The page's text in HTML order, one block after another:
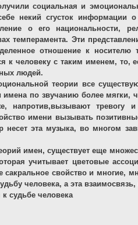
социальная и
некий сгусток
о его национальности,
темперамента. Эти
отношение к
к человеку с таким именем, то,
людей.
теории все
имена по звучанию более
напротив,вызывают
имени вызывать
несет эта музыка, во многом
имен, существует еще
учитывает цветовые
сакральное свойство и многие,
человека, а эта взаимосвязь,
судьбе человека